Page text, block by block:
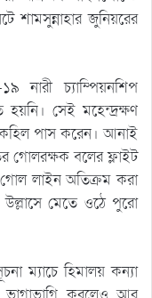
শামসুন্নাহার জুনিয়রের
নারী চ্যাম্পিয়নশিপ
সেই মহেন্দ্রক্ষণ
পাস করেন। আনাই
গোলরক্ষক বলের ফ্লাইট
লাইন অতিক্রম করা
উল্লাসে মেতে ওঠে পুরো
ম্যাচে হিমালয় কন্যা